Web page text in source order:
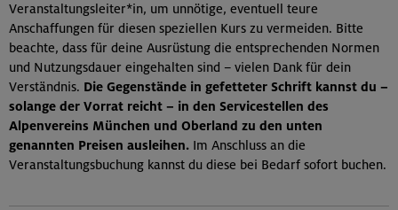
Veranstaltungsleiter*in, um unnötige, eventuell teure
Anschaffungen für diesen speziellen Kurs zu vermeiden. Bitte
beachte, dass für deine Ausrüstung die entsprechenden Normen
und Nutzungsdauer eingehalten sind – vielen Dank für dein
Verständnis. Die Gegenstände in gefetteter Schrift kannst du –
solange der Vorrat reicht – in den Servicestellen des
Alpenvereins München und Oberland zu den unten
genannten Preisen ausleihen. Im Anschluss an die
Veranstaltungsbuchung kannst du diese bei Bedarf sofort buchen.